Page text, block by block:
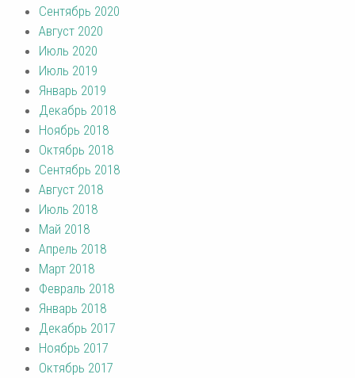
Сентябрь 2020
Август 2020
Июль 2020
Июль 2019
Январь 2019
Декабрь 2018
Ноябрь 2018
Октябрь 2018
Сентябрь 2018
Август 2018
Июль 2018
Май 2018
Апрель 2018
Март 2018
Февраль 2018
Январь 2018
Декабрь 2017
Ноябрь 2017
Октябрь 2017